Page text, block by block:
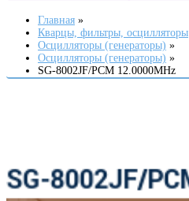
Главная
Кварцы, фильтры, осцилляторы
Осцилляторы (генераторы)
Осцилляторы (генераторы)
SG-8002JF/PCM 12.0000MHz